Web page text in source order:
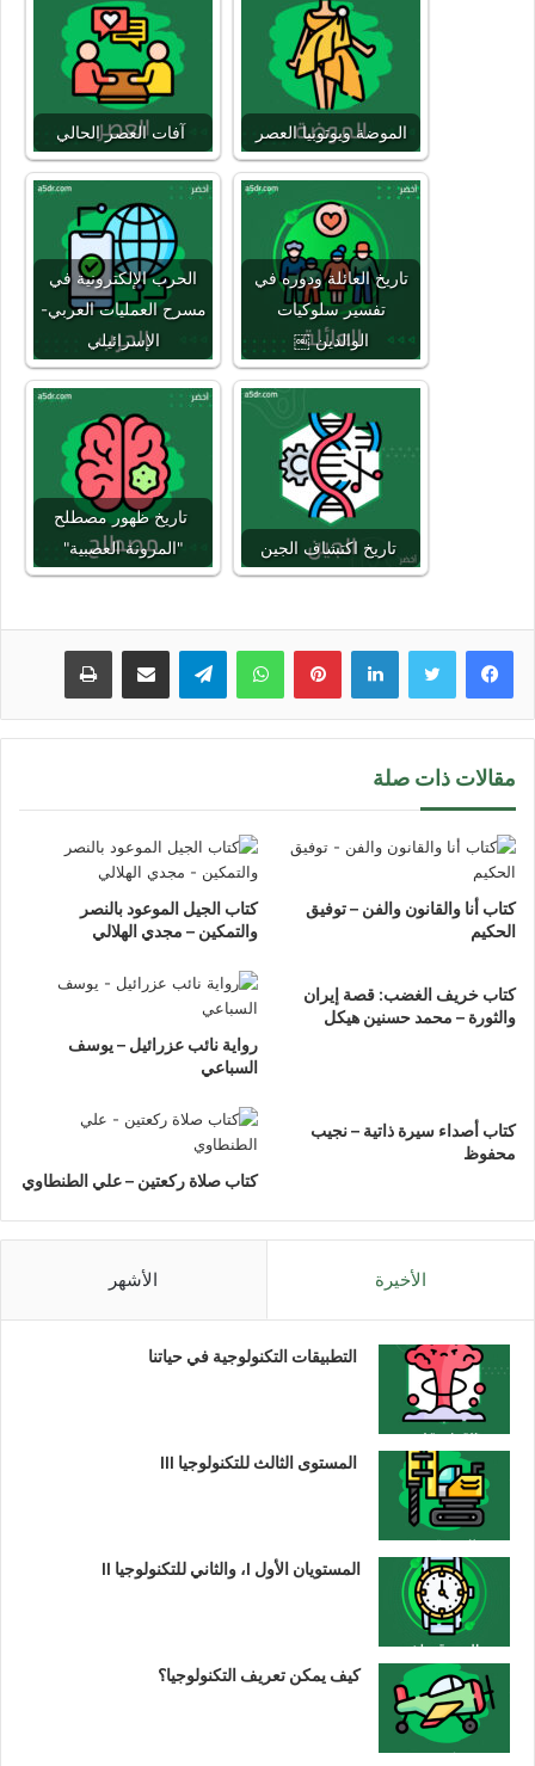
آفات العصر الحالي الموضة ويوتوبيا العصر
الحرب الإلكترونية في
مسرح العمليات العربي-
الإسرائيلي
تاريخ العائلة ودوره في
تفسير سلوكيات
الوالدين ￼
تاريخ ظهور مصطلح
"المرونة العصبية"
تاريخ اكتشاف الجين
لينكدإن بينتيريستواتساب تيلقرام مشاركة عبر البريد طباعة
مقالات ذات صلة
كتاب أنا والقانون والفن – توفيق
الحكيم
كتاب الجيل الموعود بالنصر
والتمكين – مجدي الهلالي
كتاب خريف الغضب: قصة إيران
والثورة – محمد حسنين هيكل
رواية نائب عزرائيل – يوسف
السباعي
كتاب أصداء سيرة ذاتية – نجيب
محفوظ
كتاب صلاة ركعتين – علي الطنطاوي
الأخيرة الأشهر
التطبيقات التكنولوجية في حياتنا
المستوى الثالث للتكنولوجيا III
المستويان الأول I، والثاني للتكنولوجيا II
كيف يمكن تعريف التكنولوجيا؟